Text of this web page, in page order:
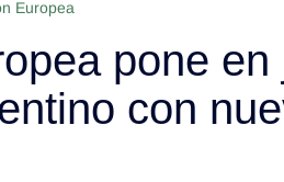
Europea
pone en
con